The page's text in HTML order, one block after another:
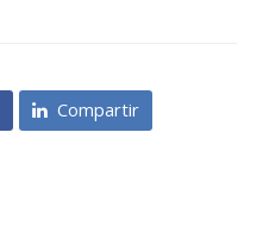
Compartir